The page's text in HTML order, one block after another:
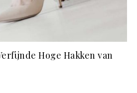
Hoge Hakken van